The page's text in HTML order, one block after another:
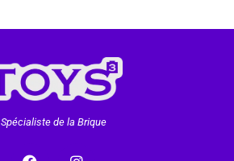
Spécialiste de la Brique